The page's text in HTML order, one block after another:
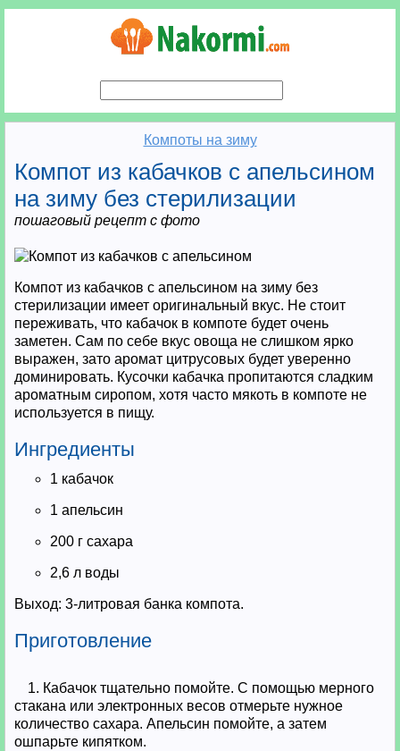
Компоты на зиму
Компот из кабачков с апельсином
на зиму без стерилизации
пошаговый рецепт с фото
Компот из кабачков с апельсином на зиму без
стерилизации имеет оригинальный вкус. Не стоит
переживать, что кабачок в компоте будет очень
заметен. Сам по себе вкус овоща не слишком ярко
выражен, зато аромат цитрусовых будет уверенно
доминировать. Кусочки кабачка пропитаются сладким
ароматным сиропом, хотя часто мякоть в компоте не
используется в пищу.
Ингредиенты
1 кабачок
1 апельсин
200 г сахара
2,6 л воды
Выход: 3-литровая банка компота.
Приготовление
1. Кабачок тщательно помойте. С помощью мерного
стакана или электронных весов отмерьте нужное
количество сахара. Апельсин помойте, а затем
ошпарьте кипятком.